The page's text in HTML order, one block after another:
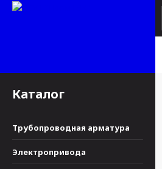
Каталог
Трубопроводная арматура
Электропривода